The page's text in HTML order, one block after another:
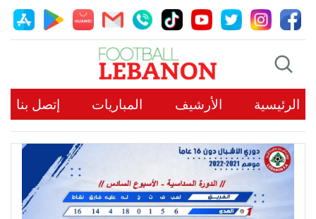
الرئيسية الأرشيف المباريات إتصل بنا